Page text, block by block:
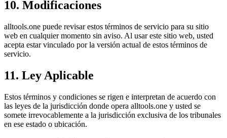
10. Modificaciones
alltools.one puede revisar estos términos de servicio para su sitio
web en cualquier momento sin aviso. Al usar este sitio web, usted
acepta estar vinculado por la versión actual de estos términos de
servicio.
11. Ley Aplicable
Estos términos y condiciones se rigen e interpretan de acuerdo con
las leyes de la jurisdicción donde opera alltools.one y usted se
somete irrevocablemente a la jurisdicción exclusiva de los tribunales
en ese estado o ubicación.